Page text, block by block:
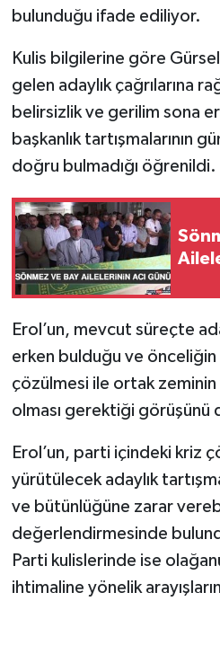
bulunduğu ifade ediliyor.
Kulis bilgilerine göre
gelen adaylık çağrılarına
belirsizlik ve gerilim sona
başkanlık tartışmalarının
doğru bulmadığı öğrenildi.
Erol’un, mevcut süreçte
erken bulduğu ve önceliğin
çözülmesi ile ortak zeminin
olması gerektiği
Erol’un, parti içindeki kriz
yürütülecek adaylık
ve bütünlüğüne zarar
değerlendirmesinde
Parti kulislerinde ise
ihtimaline yönelik